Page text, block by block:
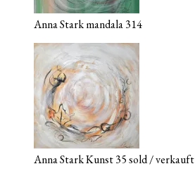
Anna Stark mandala 314
Anna Stark Kunst 35 sold / verkauft